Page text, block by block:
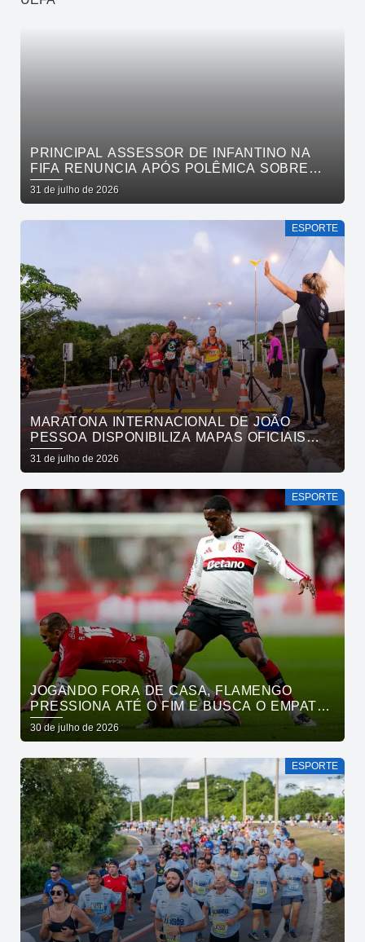
PRINCIPAL ASSESSOR DE INFANTINO NA
FIFA RENUNCIA APÓS POLÊMICA SOBRE
VENDA DE PARTICIPAÇÃO E BOICOTE DA
UEFA
31 de julho de 2026
ESPORTE
MARATONA INTERNACIONAL DE JOÃO
PESSOA DISPONIBILIZA MAPAS OFICIAIS
DAS PROVAS E ORIENTA ATLETAS SOBRE
TRAJETOS
31 de julho de 2026
ESPORTE
JOGANDO FORA DE CASA, FLAMENGO
PRESSIONA ATÉ O FIM E BUSCA O EMPATE
PELO BRASILEIRÃO
30 de julho de 2026
ESPORTE